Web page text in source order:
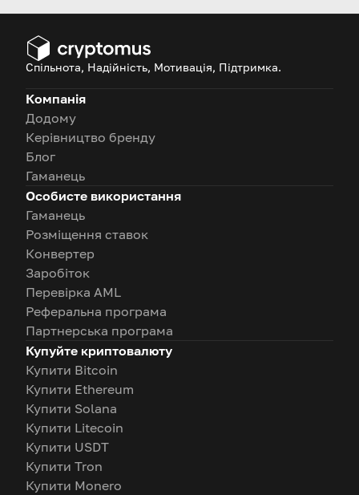
допомогою порад експертів і
Спільнота, Надійність, Мотивація, Підтримка.
Компанія
Додому
Керівництво бренду
Блог
Гаманець
Особисте використання
Гаманець
Розміщення ставок
Конвертер
Заробіток
Перевірка AML
Реферальна програма
Партнерська програма
Купуйте криптовалюту
Купити Bitcoin
Купити Ethereum
Купити Solana
Купити Litecoin
Купити USDT
Купити Tron
Купити Monero